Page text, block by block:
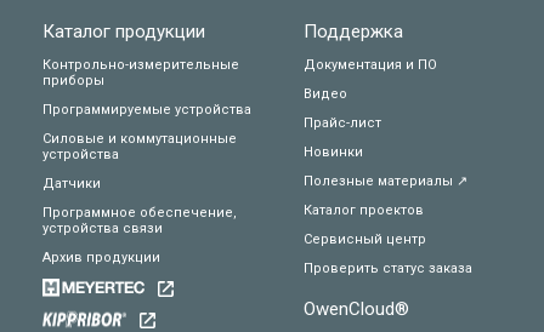
Каталог продукции
Контрольно-измерительные
приборы
Программируемые устройства
Силовые и коммутационные
устройства
Датчики
Программное обеспечение,
устройства связи
Архив продукции
Поддержка
Документация и ПО
Видео
Прайс-лист
Новинки
Полезные материалы ↗
Каталог проектов
Сервисный центр
Проверить статус заказа
OwenCloud®